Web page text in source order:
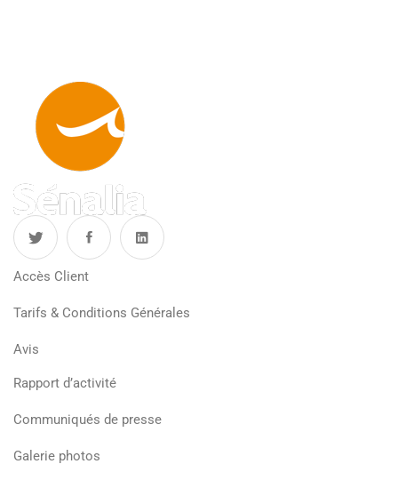
Accès Client
Tarifs & Conditions Générales
Avis
Rapport d’activité
Communiqués de presse
Galerie photos